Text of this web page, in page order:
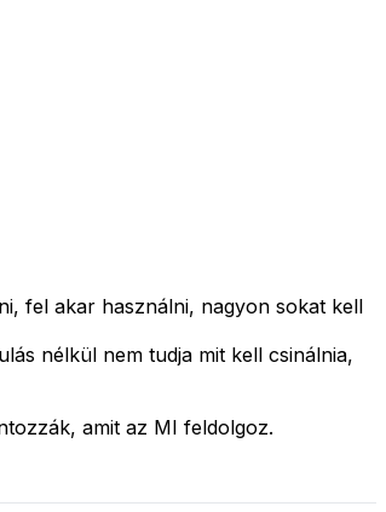
fel akar használni, nagyon sokat kell
nélkül nem tudja mit kell csinálnia,
amit az MI feldolgoz.